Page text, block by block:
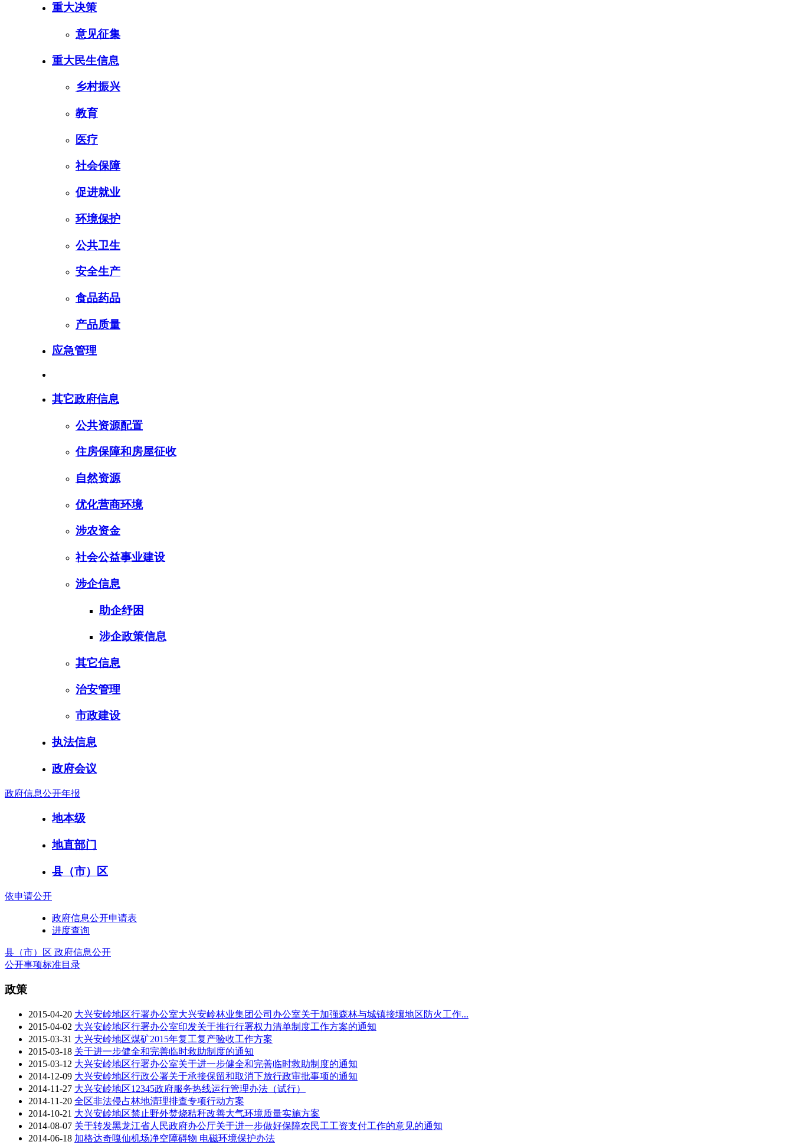
重大决策
意见征集
重大民生信息
乡村振兴
教育
医疗
社会保障
促进就业
环境保护
公共卫生
安全生产
食品药品
产品质量
应急管理
其它政府信息
公共资源配置
住房保障和房屋征收
自然资源
优化营商环境
涉农资金
社会公益事业建设
涉企信息
助企纾困
涉企政策信息
其它信息
治安管理
市政建设
执法信息
政府会议
政府信息公开年报
地本级
地直部门
县（市）区
依申请公开
政府信息公开申请表
进度查询
县（市）区 政府信息公开
公开事项标准目录
政策
2015-04-20 大兴安岭地区行署办公室大兴安岭林业集团公司办公室关于加强森林与城镇接壤地区防火工作...
2015-04-02 大兴安岭地区行署办公室印发关于推行行署权力清单制度工作方案的通知
2015-03-31 大兴安岭地区煤矿2015年复工复产验收工作方案
2015-03-18 关于进一步健全和完善临时救助制度的通知
2015-03-12 大兴安岭地区行署办公室关于进一步健全和完善临时救助制度的通知
2014-12-09 大兴安岭地区行政公署关于承接保留和取消下放行政审批事项的通知
2014-11-27 大兴安岭地区12345政府服务热线运行管理办法（试行）
2014-11-20 全区非法侵占林地清理排查专项行动方案
2014-10-21 大兴安岭地区禁止野外焚烧秸秆改善大气环境质量实施方案
2014-08-07 关于转发黑龙江省人民政府办公厅关于进一步做好保障农民工工资支付工作的意见的通知
2014-06-18 加格达奇嘎仙机场净空障碍物 电磁环境保护办法